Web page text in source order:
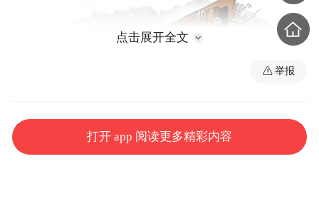
点击展开全文
举报
打开 app 阅读更多精彩内容